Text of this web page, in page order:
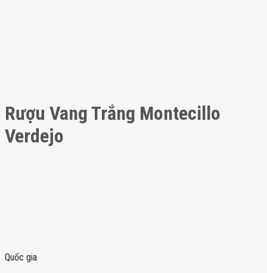
Rượu Vang Trắng Montecillo
Verdejo
Quốc gia